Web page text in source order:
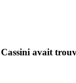
Cassini avait